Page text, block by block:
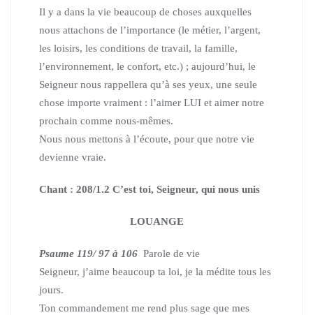
Il y a dans la vie beaucoup de choses auxquelles
nous attachons de l’importance (le métier, l’argent,
les loisirs, les conditions de travail, la famille,
l’environnement, le confort, etc.) ; aujourd’hui, le
Seigneur nous rappellera qu’à ses yeux, une seule
chose importe vraiment : l’aimer LUI et aimer notre
prochain comme nous-mêmes.
Nous nous mettons à l’écoute, pour que notre vie
devienne vraie.
Chant : 208/1.2 C’est toi, Seigneur, qui nous unis
LOUANGE
Psaume 119/ 97 à 106 Parole de vie
Seigneur, j’aime beaucoup ta loi, je la médite tous les
jours.
Ton commandement me rend plus sage que mes